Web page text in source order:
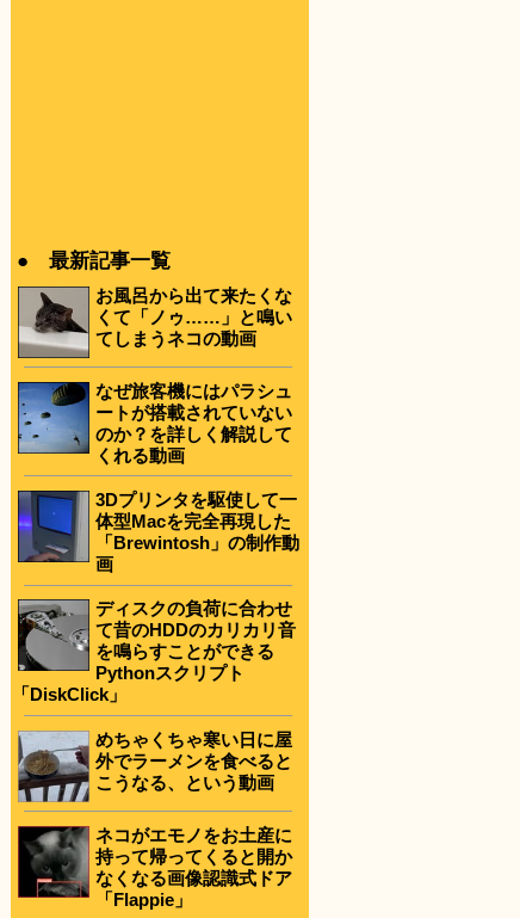
● 最新記事一覧
お風呂から出て来たくな
くて「ノゥ……」と鳴い
てしまうネコの動画
なぜ旅客機にはパラシュ
ートが搭載されていない
のか？を詳しく解説して
くれる動画
3Dプリンタを駆使して一
体型Macを完全再現した
「Brewintosh」の制作動
画
ディスクの負荷に合わせ
て昔のHDDのカリカリ音
を鳴らすことができる
Pythonスクリプト
「DiskClick」
めちゃくちゃ寒い日に屋
外でラーメンを食べると
こうなる、という動画
ネコがエモノをお土産に
持って帰ってくると開か
なくなる画像認識式ドア
「Flappie」